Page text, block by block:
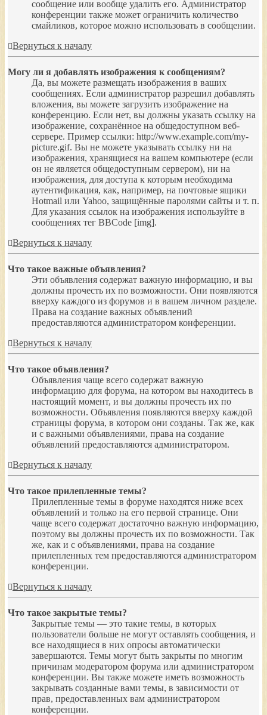
сообщение или вообще удалить его. Администратор
конференции также может ограничить количество
смайликов, которое можно использовать в сообщении.
Вернуться к началу
Могу ли я добавлять изображения к сообщениям?
Да, вы можете размещать изображения в ваших
сообщениях. Если администратор разрешил добавлять
вложения, вы можете загрузить изображение на
конференцию. Если нет, вы должны указать ссылку на
изображение, сохранённое на общедоступном веб-
сервере. Пример ссылки: http://www.example.com/my-
picture.gif. Вы не можете указывать ссылку ни на
изображения, хранящиеся на вашем компьютере (если
он не является общедоступным сервером), ни на
изображения, для доступа к которым необходима
аутентификация, как, например, на почтовые ящики
Hotmail или Yahoo, защищённые паролями сайты и т. п.
Для указания ссылок на изображения используйте в
сообщениях тег BBCode [img].
Вернуться к началу
Что такое важные объявления?
Эти объявления содержат важную информацию, и вы
должны прочесть их по возможности. Они появляются
вверху каждого из форумов и в вашем личном разделе.
Права на создание важных объявлений
предоставляются администратором конференции.
Вернуться к началу
Что такое объявления?
Объявления чаще всего содержат важную
информацию для форума, на котором вы находитесь в
настоящий момент, и вы должны прочесть их по
возможности. Объявления появляются вверху каждой
страницы форума, в котором они созданы. Так же, как
и с важными объявлениями, права на создание
объявлений предоставляются администратором.
Вернуться к началу
Что такое прилепленные темы?
Прилепленные темы в форуме находятся ниже всех
объявлений и только на его первой странице. Они
чаще всего содержат достаточно важную информацию,
поэтому вы должны прочесть их по возможности. Так
же, как и с объявлениями, права на создание
прилепленных тем предоставляются администратором
конференции.
Вернуться к началу
Что такое закрытые темы?
Закрытые темы — это такие темы, в которых
пользователи больше не могут оставлять сообщения, и
все находящиеся в них опросы автоматически
завершаются. Темы могут быть закрыты по многим
причинам модератором форума или администратором
конференции. Вы также можете иметь возможность
закрывать созданные вами темы, в зависимости от
прав, предоставленных вам администратором
конференции.